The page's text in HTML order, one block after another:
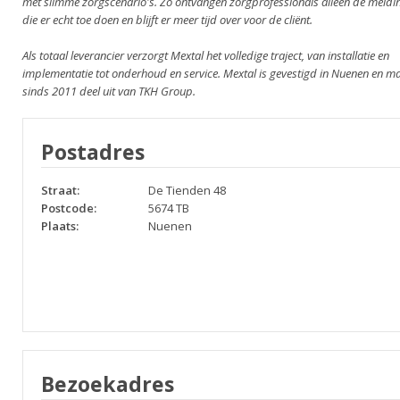
die er echt toe doen en blijft er meer tijd over voor de cliënt.
Als totaal leverancier verzorgt Mextal het volledige traject, van installatie en
implementatie tot onderhoud en service. Mextal is gevestigd in Nuenen en
sinds 2011 deel uit van TKH Group.
Postadres
Straat:
De Tienden 48
Postcode:
5674 TB
Plaats:
Nuenen
Bezoekadres